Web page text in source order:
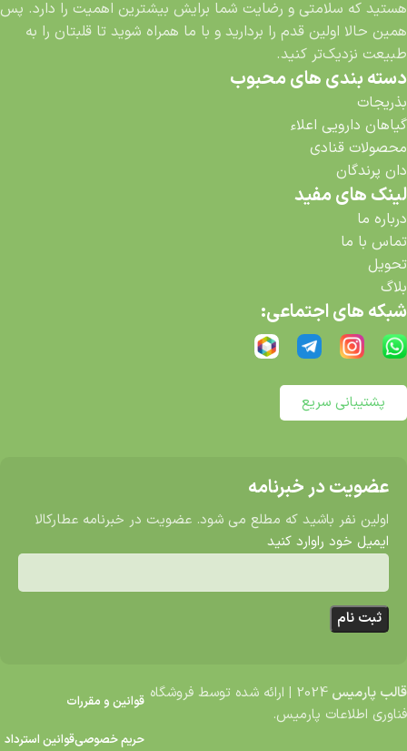
هستید که سلامتی و رضایت شما برایش بیشترین اهمیت را دارد. پس
همین حالا اولین قدم را بردارید و با ما همراه شوید تا قلبتان را به
طبیعت نزدیک‌تر کنید.
دسته بندی های محبوب
بذریجات
گیاهان دارویی اعلاء
محصولات قنادی
دان پرندگان
لینک های مفید
درباره ما
تماس با ما
تحویل
بلاگ
شبکه های اجتماعی:
پشتیبانی سریع
عضویت در خبرنامه
اولین نفر باشید که مطلع می شود. عضویت در خبرنامه عطارکالا
ایمیل خود راوارد کنید
قالب پارمیس 2024
| ارائه شده توسط فروشگاه
فناوری اطلاعات پارمیس.
قوانین و مقررات
حریم خصوصیقوانین استرداد